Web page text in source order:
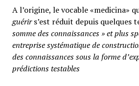
A l’origine, le vocable «medicina»
guérirs’est réduit depuis quelques
somme des connaissances » et plus
entreprise systématique de
des connaissances sous la forme
prédictions testables